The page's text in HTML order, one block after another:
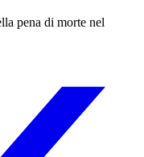
pena di morte nel